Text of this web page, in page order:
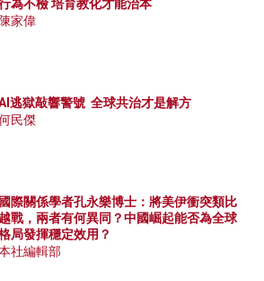
為不檢 培育教化才能治本
家偉
逃獄敲響警號 全球共治才是解方
民傑
國際關係學者孔永樂博士：將美伊衝突類比
越戰，兩者有何異同？中國崛起能否為全球
局發揮穩定效用？
社編輯部